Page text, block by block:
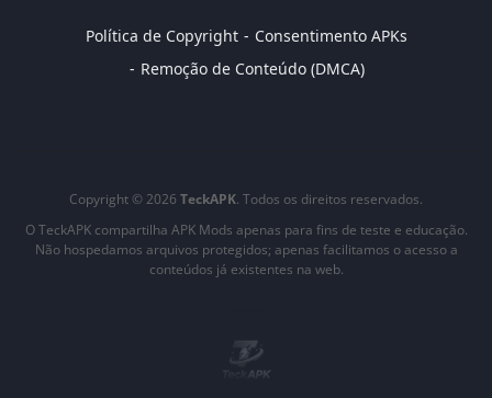
Política de Copyright
Consentimento APKs
Remoção de Conteúdo (DMCA)
Copyright © 2026 TeckAPK. Todos os direitos reservados.
O TeckAPK compartilha APK Mods apenas para fins de teste e educação.
Não hospedamos arquivos protegidos; apenas facilitamos o acesso a
conteúdos já existentes na web.